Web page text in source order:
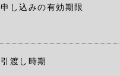
申し込みの有効期限
引渡し時期